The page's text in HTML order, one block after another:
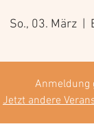
So., 03. März
  |
Anmeldung
Jetzt andere